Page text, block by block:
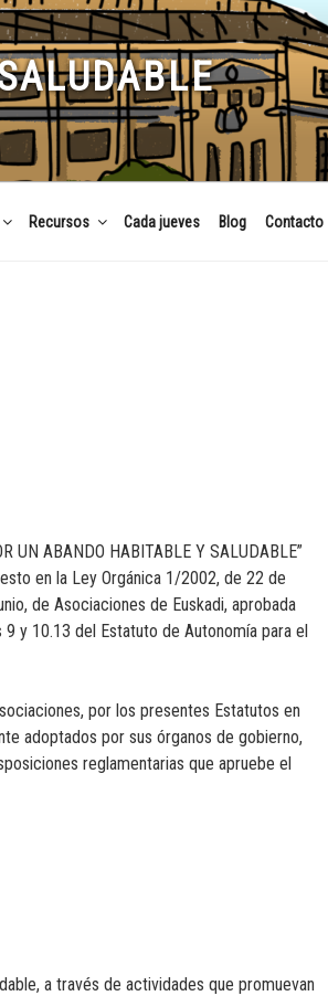
Recursos Cada jueves Blog Contacto
UN ABANDO HABITABLE Y SALUDABLE”
en la Ley Orgánica 1/2002, de 22 de
de Asociaciones de Euskadi, aprobada
y 10.13 del Estatuto de Autonomía para el
por los presentes Estatutos en
adoptados por sus órganos de gobierno,
reglamentarias que apruebe el
a través de actividades que promuevan